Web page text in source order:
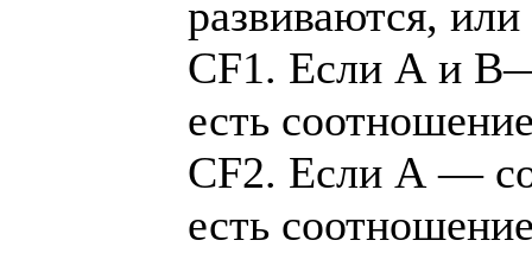
развиваются,
CF1. Если А и
есть
CF2. Если А —
есть